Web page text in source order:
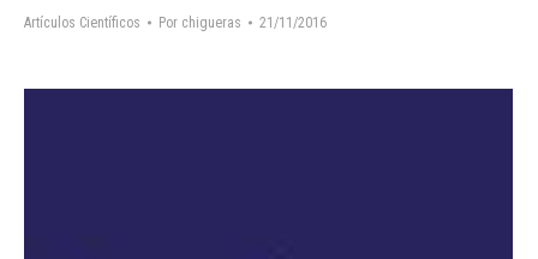
Artículos Científicos Por chigueras 21/11/2016